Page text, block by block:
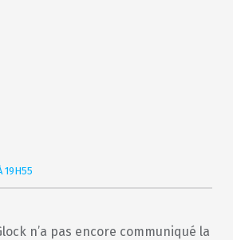
19H55
n’a pas encore communiqué la